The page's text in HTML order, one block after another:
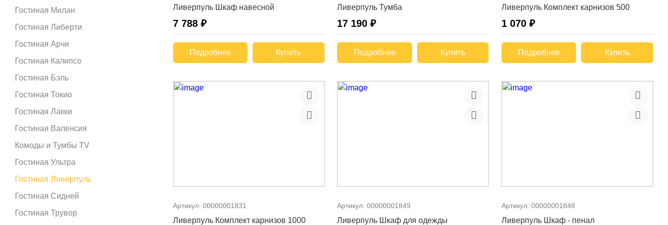
Гостиная Милан
Гостиная Либерти
Гостиная Арчи
Гостиная Калипсо
Гостиная Бэль
Гостиная Токио
Гостиная Лакки
Гостиная Валенсия
Комоды и Тумбы ТV
Гостиная Ультра
Гостиная Ливерпуль
Гостиная Сидней
Гостиная Трувор
Ливерпуль Шкаф навесной
7 788 ₽
Подробнее Купить
Ливерпуль Тумба
17 190 ₽
Подробнее Купить
Ливерпуль Комплект карнизов 500
1 070 ₽
Подробнее Купить
Артикул: 00000001831
Ливерпуль Комплект карнизов 1000
Артикул:00000001849
Ливерпуль Шкаф для одежды
Артикул: 00000001848
Ливерпуль Шкаф - пенал